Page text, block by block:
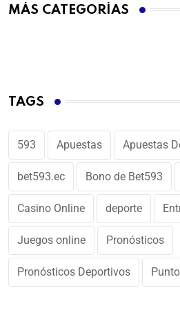
MÁS CATEGORÍAS
TAGS
593 Apuestas Apuestas
bet593.ec Bono de Bet593
Casino Online deporte
Juegos online Pronósticos
Pronósticos Deportivos